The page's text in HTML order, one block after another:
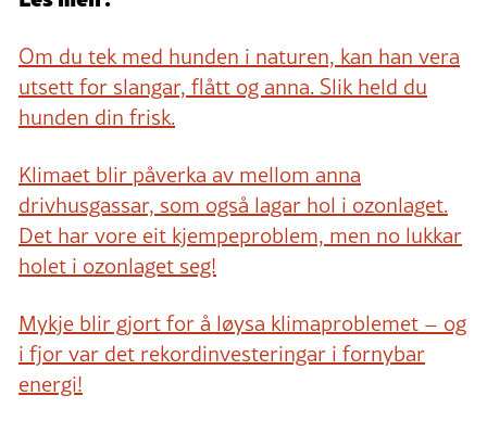
Om du tek med hunden i naturen, kan han vera
utsett for slangar, flått og anna. Slik held du
hunden din frisk.
Klimaet blir påverka av mellom anna
drivhusgassar, som også lagar hol i ozonlaget.
Det har vore eit kjempeproblem, men no lukkar
holet i ozonlaget seg!
Mykje blir gjort for å løysa klimaproblemet – og
i fjor var det rekordinvesteringar i fornybar
energi!